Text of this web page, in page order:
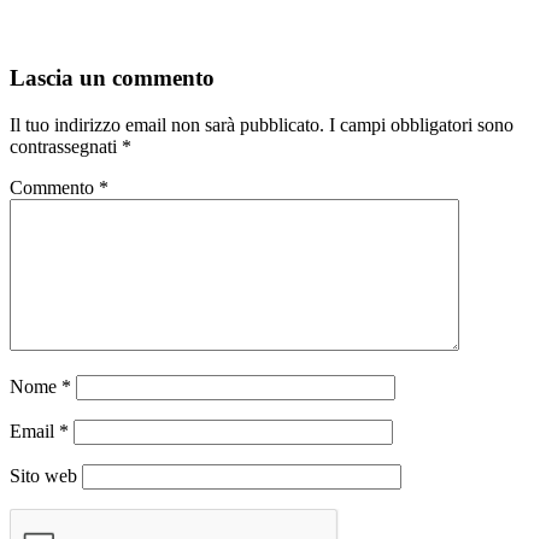
Lascia un commento
Il tuo indirizzo email non sarà pubblicato. I campi obbligatori sono
contrassegnati *
Commento *
Nome *
Email *
Sito web